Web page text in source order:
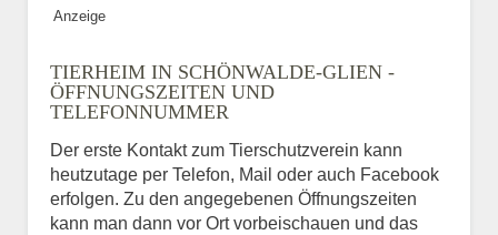
Anzeige
TIERHEIM IN SCHÖNWALDE-GLIEN -
ÖFFNUNGSZEITEN UND
TELEFONNUMMER
Der erste Kontakt zum Tierschutzverein kann
heutzutage per Telefon, Mail oder auch Facebook
erfolgen. Zu den angegebenen Öffnungszeiten
kann man dann vor Ort vorbeischauen und das